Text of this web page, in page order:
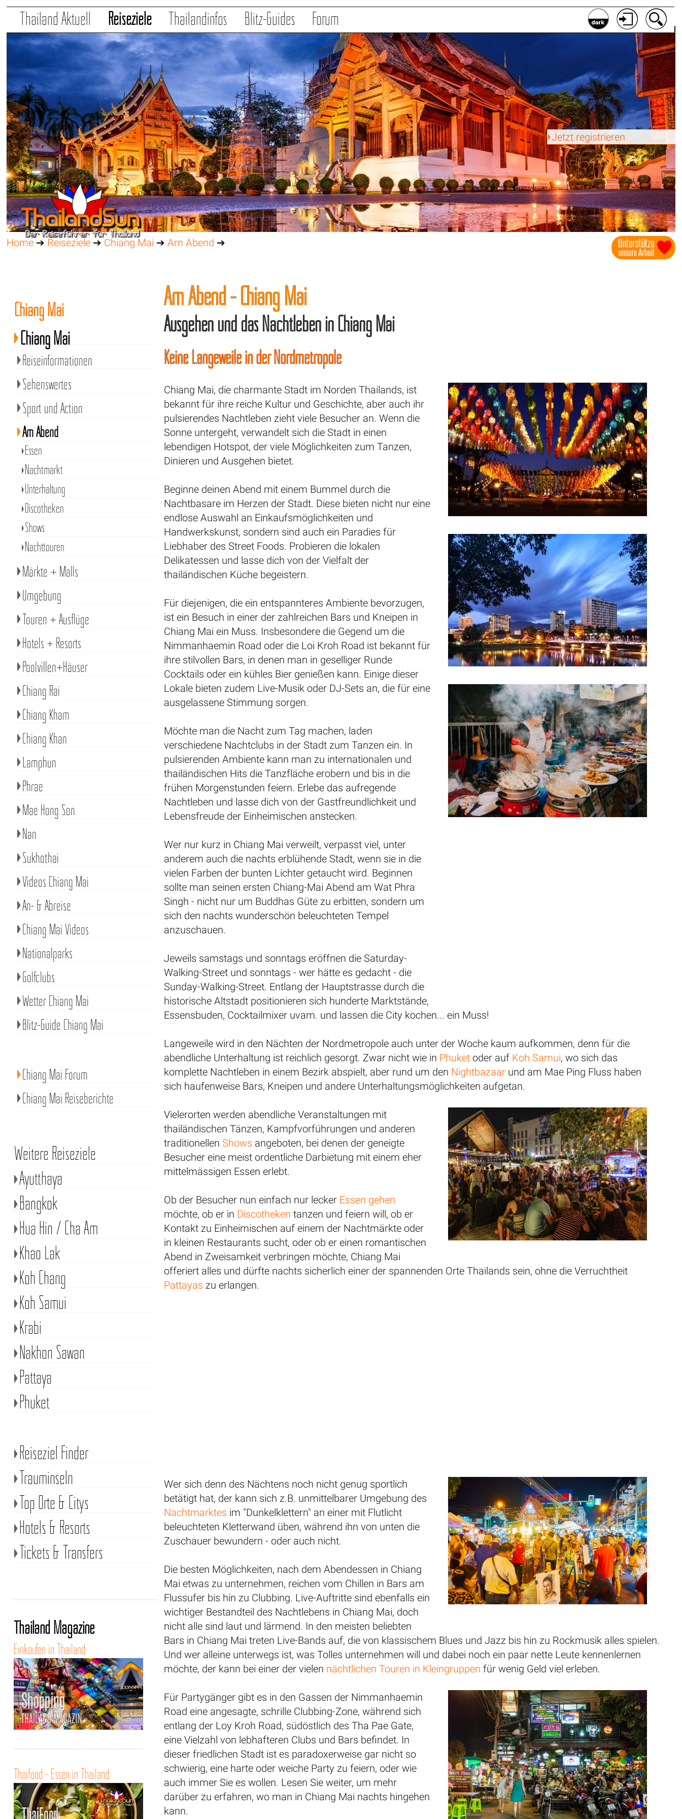
Thailand Aktuell Reiseziele Thailandinfos Blitz-Guides Forum
Jetzt registrieren
Home ➔ Reiseziele ➔ Chiang Mai ➔Am Abend ➔
Am Abend - Chiang Mai
Ausgehen und das Nachtleben in Chiang Mai
Keine Langeweile in der Nordmetropole
Chiang Mai, die charmante Stadt im Norden Thailands, ist
bekannt für ihre reiche Kultur und Geschichte, aber auch ihr
pulsierendes Nachtleben zieht viele Besucher an. Wenn die
Sonne untergeht, verwandelt sich die Stadt in einen
lebendigen Hotspot, der viele Möglichkeiten zum Tanzen,
Dinieren und Ausgehen bietet.
Beginne deinen Abend mit einem Bummel durch die
Nachtbasare im Herzen der Stadt. Diese bieten nicht nur eine
endlose Auswahl an Einkaufsmöglichkeiten und
Handwerkskunst, sondern sind auch ein Paradies für
Liebhaber des Street Foods. Probieren die lokalen
Delikatessen und lasse dich von der Vielfalt der
thailändischen Küche begeistern.
Für diejenigen, die ein entspannteres Ambiente bevorzugen,
ist ein Besuch in einer der zahlreichen Bars und Kneipen in
Chiang Mai ein Muss. Insbesondere die Gegend um die
Nimmanhaemin Road oder die Loi Kroh Road ist bekannt für
ihre stilvollen Bars, in denen man in geselliger Runde
Cocktails oder ein kühles Bier genießen kann. Einige dieser
Lokale bieten zudem Live-Musik oder DJ-Sets an, die für eine
ausgelassene Stimmung sorgen.
Möchte man die Nacht zum Tag machen, laden
verschiedene Nachtclubs in der Stadt zum Tanzen ein. In
pulsierenden Ambiente kann man zu internationalen und
thailändischen Hits die Tanzfläche erobern und bis in die
frühen Morgenstunden feiern. Erlebe das aufregende
Nachtleben und lasse dich von der Gastfreundlichkeit und
Lebensfreude der Einheimischen anstecken.
Wer nur kurz in Chiang Mai verweilt, verpasst viel, unter
anderem auch die nachts erblühende Stadt, wenn sie in die
vielen Farben der bunten Lichter getaucht wird. Beginnen
sollte man seinen ersten Chiang-Mai Abend am Wat Phra
Singh - nicht nur um Buddhas Güte zu erbitten, sondern um
sich den nachts wunderschön beleuchteten Tempel
anzuschauen.
Jeweils samstags und sonntags eröffnen die Saturday-
Walking-Street und sonntags - wer hätte es gedacht - die
Sunday-Walking-Street. Entlang der Hauptstrasse durch die
historische Altstadt positionieren sich hunderte Marktstände,
Essensbuden, Cocktailmixer uvam. und lassen die City kochen... ein Muss!
Langeweile wird in den Nächten der Nordmetropole auch unter der Woche kaum aufkommen, denn für die
abendliche Unterhaltung ist reichlich gesorgt. Zwar nicht wie in Phuket oder auf Koh Samui, wo sich das
komplette Nachtleben in einem Bezirk abspielt, aber rund um den Nightbazaar und am Mae Ping Fluss haben
sich haufenweise Bars, Kneipen und andere Unterhaltungsmöglichkeiten aufgetan.
Vielerorten werden abendliche Veranstaltungen mit
thailändischen Tänzen, Kampfvorführungen und anderen
traditionellen Shows angeboten, bei denen der geneigte
Besucher eine meist ordentliche Darbietung mit einem eher
mittelmässigen Essen erlebt.
Ob der Besucher nun einfach nur lecker Essen gehen
möchte, ob er in Discotheken tanzen und feiern will, ob er
Kontakt zu Einheimischen auf einem der Nachtmärkte oder
in kleinen Restaurants sucht, oder ob er einen romantischen
Abend in Zweisamkeit verbringen möchte, Chiang Mai
offeriert alles und dürfte nachts sicherlich einer der spannenden Orte Thailands sein, ohne die Verruchtheit
Pattayas zu erlangen.
Wer sich denn des Nächtens noch nicht genug sportlich
betätigt hat, der kann sich z.B. unmittelbarer Umgebung des
Nachtmarktes im "Dunkelklettern" an einer mit Flutlicht
beleuchteten Kletterwand üben, während ihn von unten die
Zuschauer bewundern - oder auch nicht.
Die besten Möglichkeiten, nach dem Abendessen in Chiang
Mai etwas zu unternehmen, reichen vom Chillen in Bars am
Flussufer bis hin zu Clubbing. Live-Auftritte sind ebenfalls ein
wichtiger Bestandteil des Nachtlebens in Chiang Mai, doch
nicht alle sind laut und lärmend. In den meisten beliebten
Bars in Chiang Mai treten Live-Bands auf, die von klassischem Blues und Jazz bis hin zu Rockmusik alles spielen.
Und wer alleine unterwegs ist, was Tolles unternehmen will und dabei noch ein paar nette Leute kennenlernen
möchte, der kann bei einer der vielen nächtlichen Touren in Kleingruppen für wenig Geld viel erleben.
Für Partygänger gibt es in den Gassen der Nimmanhaemin
Road eine angesagte, schrille Clubbing-Zone, während sich
entlang der Loy Kroh Road, südöstlich des Tha Pae Gate,
eine Vielzahl von lebhafteren Clubs und Bars befindet. In
dieser friedlichen Stadt ist es paradoxerweise gar nicht so
schwierig, eine harte oder weiche Party zu feiern, oder wie
auch immer Sie es wollen. Lesen Sie weiter, um mehr
darüber zu erfahren, wo man in Chiang Mai nachts hingehen
kann.
Chiang Mai
Chiang Mai
Reiseinformationen
Sehenswertes
Sport und Action
Am Abend
Essen
Nachtmarkt
Unterhaltung
Discotheken
Shows
Nachttouren
Märkte + Malls
Umgebung
Touren + Ausflüge
Hotels + Resorts
Poolvillen+Häuser
Chiang Rai
Chiang Kham
Chiang Khan
Lamphun
Phrae
Mae Hong Son
Nan
Sukhothai
Videos Chiang Mai
An- & Abreise
Chiang Mai Videos
Nationalparks
Golfclubs
Wetter Chiang Mai
Blitz-Guide Chiang Mai
Chiang Mai Forum
Chiang Mai Reiseberichte
Weitere Reiseziele
Ayutthaya
Bangkok
Hua Hin / Cha Am
Khao Lak
Koh Chang
Koh Samui
Krabi
Nakhon Sawan
Pattaya
Phuket
Reiseziel Finder
Trauminseln
Top Orte & Citys
Hotels & Resorts
Tickets & Transfers
Thailand Magazine
Einkaufen in Thailand
Thaifood - Essen in Thailand